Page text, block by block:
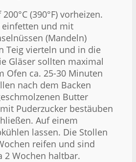
(390°F) vorheizen.
einfetten und mit
(Mandeln)
Teig vierteln und in die
Gläser sollten maximal
Ofen ca. 25-30 Minuten
nach dem Backen
Butter
Puderzucker bestäuben
Auf einem
lassen. Die Stollen
reifen und sind
2 Wochen haltbar.